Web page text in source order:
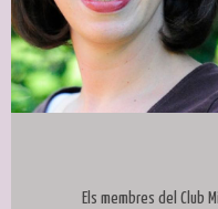
Els membres del Club